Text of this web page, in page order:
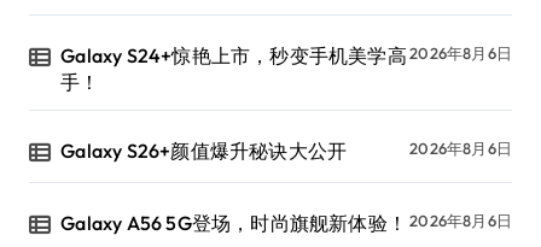
Galaxy S24+惊艳上市，秒变手机美学高
手！
2026年8月6日
Galaxy S26+颜值爆升秘诀大公开 2026年8月6日
Galaxy A56 5G登场，时尚旗舰新体验！ 2026年8月6日